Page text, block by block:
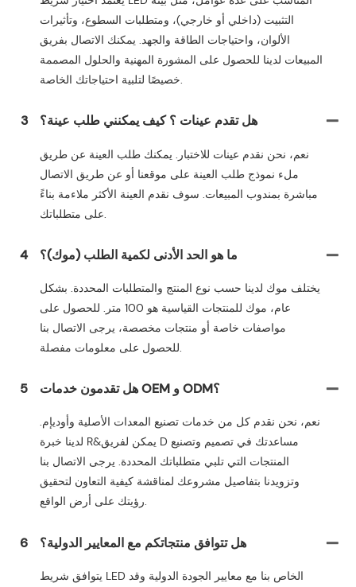
التثبيت (داخلي أو خارجي)، ومتطلبات السطوع، وتأثيرات
الألوان، واحتياجات الطاقة والجهد. يمكنك الاتصال بفريق
المبيعات لدينا للحصول على المشورة المهنية والحلول المصممة
خصيصًا لتلبية احتياجاتك الخاصة.
3 هل تقدم عينات ؟ كيف يمكنني طلب عينة؟
نعم، نحن نقدم عينات للاختبار. يمكنك طلب العينة عن طريق
ملء نموذج طلب العينة على موقعنا أو عن طريق الاتصال
مباشرة بمندوب المبيعات. سوف نقدم العينة الأكثر ملاءمة بناءً
4 ما هو الحد الأدنى لكمية الطلب (موك)؟
يختلف موك لدينا حسب نوع المنتج والمتطلبات المحددة. بشكل
عام، موك للمنتجات القياسية هو 100 متر. للحصول على
مواصفات خاصة أو منتجات مخصصة، يرجى الاتصال بنا
للحصول على معلومات مفصلة.
5 هل تقدمون خدمات OEM و ODM؟
نعم، نحن نقدم كل من خدمات تصنيع المعدات الأصلية وأوديإم.
لدينا خبرة R&يمكن لفريق D مساعدتك في تصميم وتصنيع
المنتجات التي تلبي متطلباتك المحددة. يرجى الاتصال بنا
وتزويدنا بتفاصيل مشروعك لمناقشة كيفية التعاون لتحقيق
رؤيتك على أرض الواقع.
6 هل تتوافق منتجاتكم مع المعايير الدولية؟
يتوافق شريط LED الخاص بنا مع معايير الجودة الدولية وقد